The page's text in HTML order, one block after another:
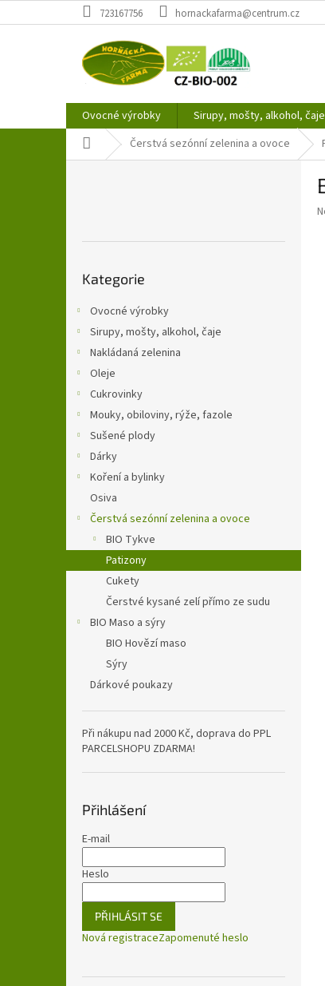
na
723167756 hornackafarma@centrum.cz
Ovocné výrobky Sirupy, mošty, alkohol, čaje
Domů Čerstvá sezónní zelenina a ovoce
kategorie
Kategorie
Ovocné výrobky
Sirupy, mošty, alkohol, čaje
Nakládaná zelenina
Oleje
Cukrovinky
Mouky, obiloviny, rýže, fazole
Sušené plody
Dárky
Koření a bylinky
Osiva
Čerstvá sezónní zelenina a ovoce
BIO Tykve
Patizony
Cukety
Čerstvé kysané zelí přímo ze sudu
BIO Maso a sýry
BIO Hovězí maso
Sýry
Dárkové poukazy
Při nákupu nad 2000 Kč, doprava do PPL
PARCELSHOPU ZDARMA!
Přihlášení
E-mail
Heslo
PŘIHLÁSIT SE
Nová registraceZapomenuté heslo